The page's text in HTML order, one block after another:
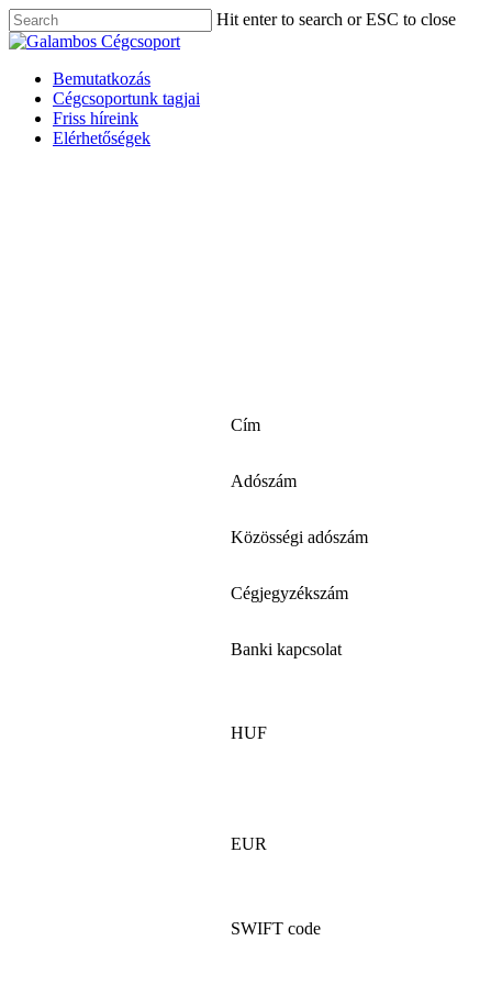
Skip
to
content
Hit enter to search or ESC to close
Close
Menu
Bemutatkozás
Cégcsoportunk tagjai
Friss híreink
Elérhetőségek
Cím
Adószám
Közösségi adószám
Cégjegyzékszám
Banki kapcsolat
HUF
EUR
SWIFT code